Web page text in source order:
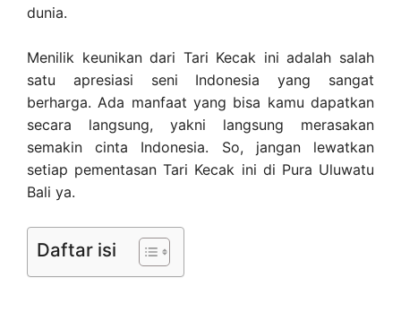
dunia.
Menilik keunikan dari Tari Kecak ini adalah salah
satu apresiasi seni Indonesia yang sangat
berharga. Ada manfaat yang bisa kamu dapatkan
secara langsung, yakni langsung merasakan
semakin cinta Indonesia. So, jangan lewatkan
setiap pementasan Tari Kecak ini di Pura Uluwatu
Bali ya.
Daftar isi